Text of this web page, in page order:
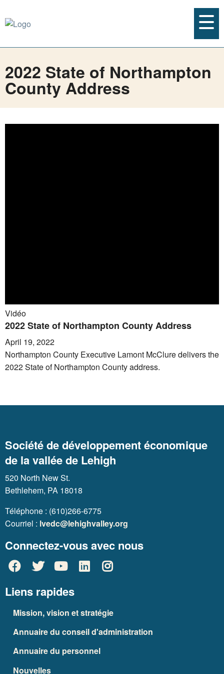
2022 State of Northampton
County Address
Vidéo
2022 State of Northampton County Address
April 19, 2022
Northampton County Executive Lamont McClure delivers the
2022 State of Northampton County address.
Société de développement économique
de la vallée de Lehigh
520 North New St.
Bethlehem, PA 18018
Téléphone : (610)266-6775
Courriel : lvedc@lehighvalley.org
Connectez-vous avec nous
Liens rapides
Mission, vision et stratégie
Annuaire du conseil d'administration
Annuaire du personnel
Nouvelles